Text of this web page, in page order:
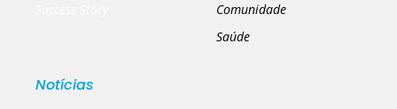
Comunidade
Saúde
Notícias